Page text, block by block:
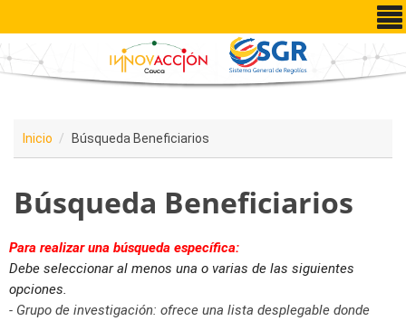
Pasar al contenido principal
Inicio Búsqueda Beneficiarios
Búsqueda Beneficiarios
Para realizar una búsqueda específica:
Debe seleccionar al menos una o varias de las siguientes
opciones.
- Grupo de investigación: ofrece una lista desplegable donde